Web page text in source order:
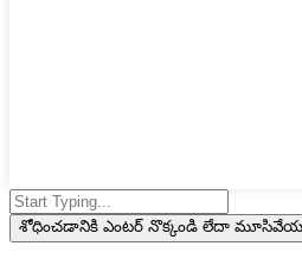
శోధించడానికి ఎంటర్ నొక్కండి లేదా